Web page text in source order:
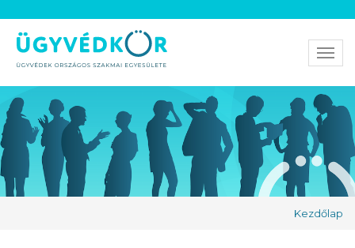
Kezdőlap